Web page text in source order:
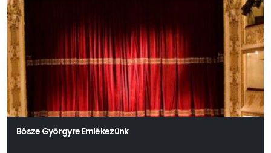
Bősze Györgyre Emlékezünk